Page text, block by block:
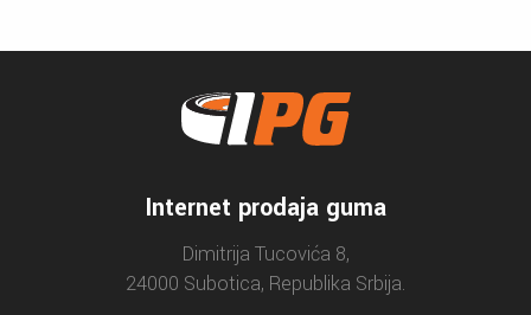
Internet prodaja guma
Dimitrija Tucovića 8,
24000 Subotica, Republika Srbija.